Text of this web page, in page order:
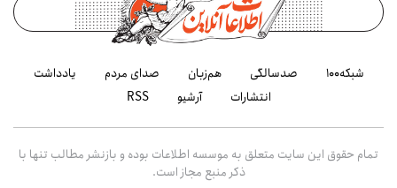
شبکه۱۰۰ صدسالگی هم‌زبان صدای مردم
یادداشت
انتشارات
آرشیو RSS
تمام حقوق این سایت متعلق به موسسه اطلاعات بوده و بازنشر مطالب تنها با
ذکر منبع مجاز است.